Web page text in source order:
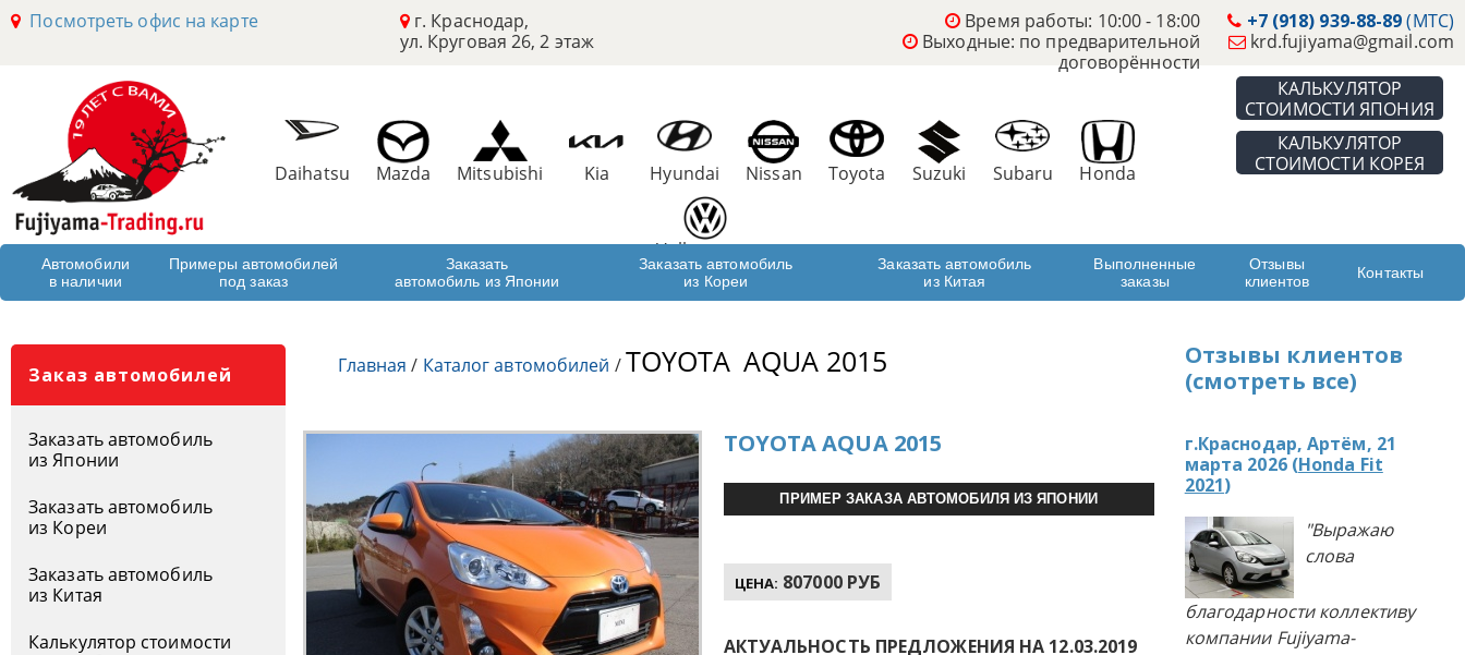
Посмотреть офис на карте
г. Краснодар,
ул. Круговая 26, 2 этаж
+7 (918) 939-88-89(МТС)
krd.fujiyama@gmail.com
Время работы: 10:00 - 18:00
Выходные: по предварительной
договорённости
КАЛЬКУЛЯТОР
СТОИМОСТИ ЯПОНИЯ
КАЛЬКУЛЯТОР
СТОИМОСТИ КОРЕЯ
Daihatsu Mazda Mitsubishi Kia Hyundai Nissan Toyota Suzuki Subaru Honda
Volkswagen
Автомобили
в наличии
Примеры автомобилей
под заказ
Заказать
автомобиль из Японии
Заказать автомобиль
из Кореи
Заказать автомобиль
из Китая
Выполненные
заказы
Отзывы
клиентов
Контакты
Заказ автомобилей
Заказать автомобиль
из Японии
Заказать автомобиль
из Кореи
Заказать автомобиль
из Китая
Калькулятор стоимости
Главная / Каталог автомобилей /TOYOTA AQUA 2015
TOYOTA AQUA 2015
ПРИМЕР ЗАКАЗА АВТОМОБИЛЯ ИЗ ЯПОНИИ
ЦЕНА: 807000 РУБ
АКТУАЛЬНОСТЬ ПРЕДЛОЖЕНИЯ НА 12.03.2019
Отзывы клиентов
(смотреть все)
г.Краснодар, Артём, 21
марта 2026 (Honda Fit
2021)
"Выражаю
слова
благодарности коллективу
компании Fujiyama-